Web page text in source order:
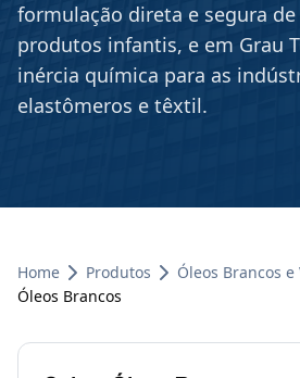
formulação direta e segura
produtos infantis, e em Grau
inércia química para as
elastômeros e têxtil.
Home Produtos
Óleos Brancos e
Óleos Brancos